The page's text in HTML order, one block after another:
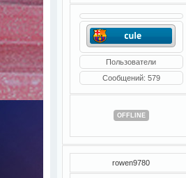
Пользователи
Сообщений: 579
OFFLINE
rowen9780